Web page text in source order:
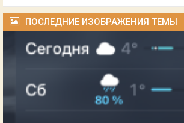
ПОСЛЕДНИЕ ИЗОБРАЖЕНИЯ ТЕМЫ